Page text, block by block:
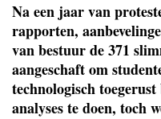
Na een jaar van
rapporten,
van bestuur de 371
aangeschaft om
technologisch
analyses te doen, toch